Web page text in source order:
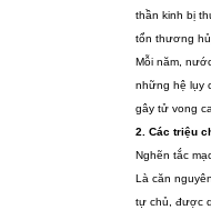
thần kinh bị
tổn thương
Mỗi năm,
những hệ lụy
gây tử vong
2. Các triệu
Nghẽn tắc
Là căn
tự chủ, được